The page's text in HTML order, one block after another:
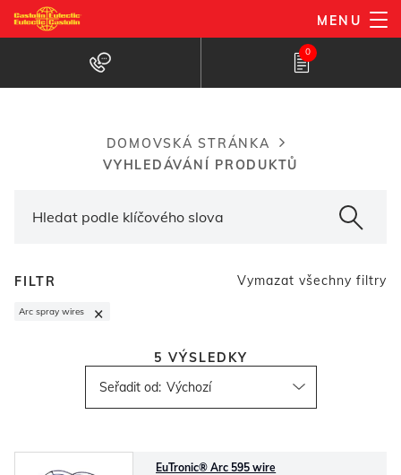
Přejít
k
obsahu
MENU
Vyhledávač produktů
0
Breadcrumb
DOMOVSKÁ STRÁNKA
VYHLEDÁVÁNÍ PRODUKTŮ
FILTR Vymazat všechny filtry
Arc spray wires ×
Seřadit od:
5 VÝSLEDKY
EuTronic® Arc 595 wire